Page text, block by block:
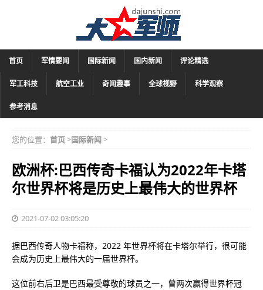
首页 军情要闻 国际新闻 国内新闻 评论精选
军工科技 航空工业 奇闻趣事 全球视野 科学观察
参考消息
您的位置： 首页>国际新闻>
欧洲杯:巴西传奇卡福认为2022年卡塔
尔世界杯将是历史上最伟大的世界杯
2021-07-02 03:05:20
据巴西传奇人物卡福称，2022 年世界杯将在卡塔尔举行，很可能
会成为历史上最伟大的一届世界杯。
这位前右后卫是巴西最受尊敬的球员之一，曾两次赢得世界杯冠